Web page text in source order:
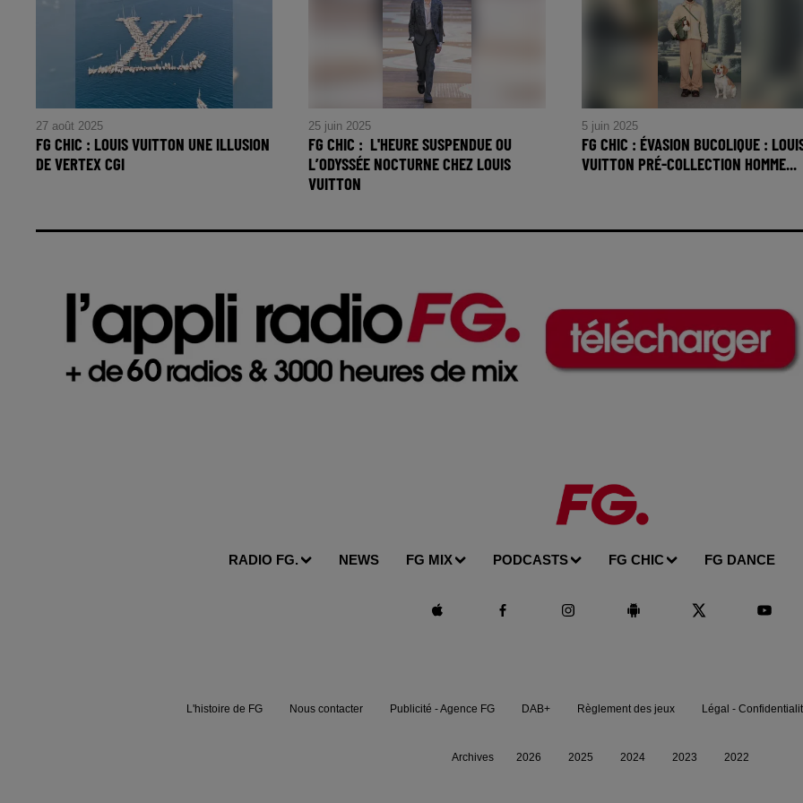
27 août 2025
FG CHIC : LOUIS VUITTON UNE ILLUSION
DE VERTEX CGI
25 juin 2025
FG CHIC : L'HEURE SUSPENDUE OU
L’ODYSSÉE NOCTURNE CHEZ LOUIS
VUITTON
5 juin 2025
FG CHIC : ÉVASION BUCOLIQUE :
VUITTON PRÉ-COLLECTION HOMME...
COLLECTION HOMME
RADIO FG. NEWS FG MIX PODCASTS FG CHIC FG DANCE
L'histoire de FG Nous contacter Publicité - Agence FG DAB+ Règlement des jeux Légal -
Archives 2026 2025 2024 2023 2022